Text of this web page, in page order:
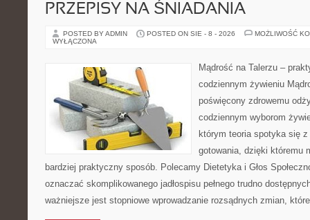
PRZEPISY NA ŚNIADANIA
POSTED BY ADMIN POSTED ON SIE - 8 - 2026
MOŻLIWOŚĆ
WYŁĄCZONA
Mądrość na Talerzu –
codziennym żywieniu
poświęcony zdrowemu
codziennym wyborom
którym teoria spotyka się
gotowania, dzięki któremu
bardziej praktyczny sposób. Polecamy Dietetyka i Głos
oznaczać skomplikowanego jadłospisu pełnego trudno
ważniejsze jest stopniowe wprowadzanie rozsądnych zmian,